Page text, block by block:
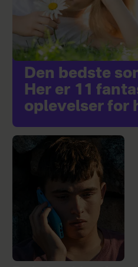
Den bedste
Her er 11
oplevelser for